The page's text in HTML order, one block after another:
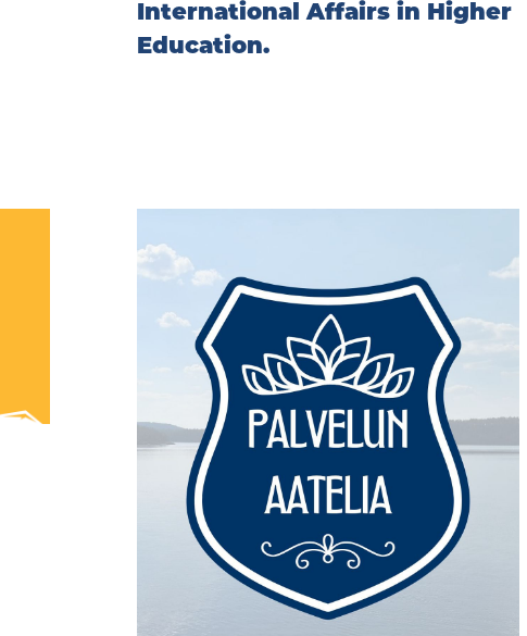
International Affairs in Higher
Education.